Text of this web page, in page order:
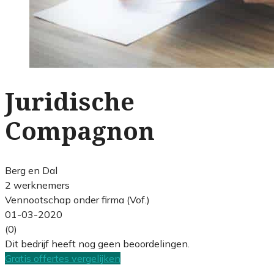
Juridische
Compagnon
Berg en Dal
2 werknemers
Vennootschap onder firma (Vof.)
01-03-2020
(0)
Dit bedrijf heeft nog geen beoordelingen.
Gratis offertes vergelijken